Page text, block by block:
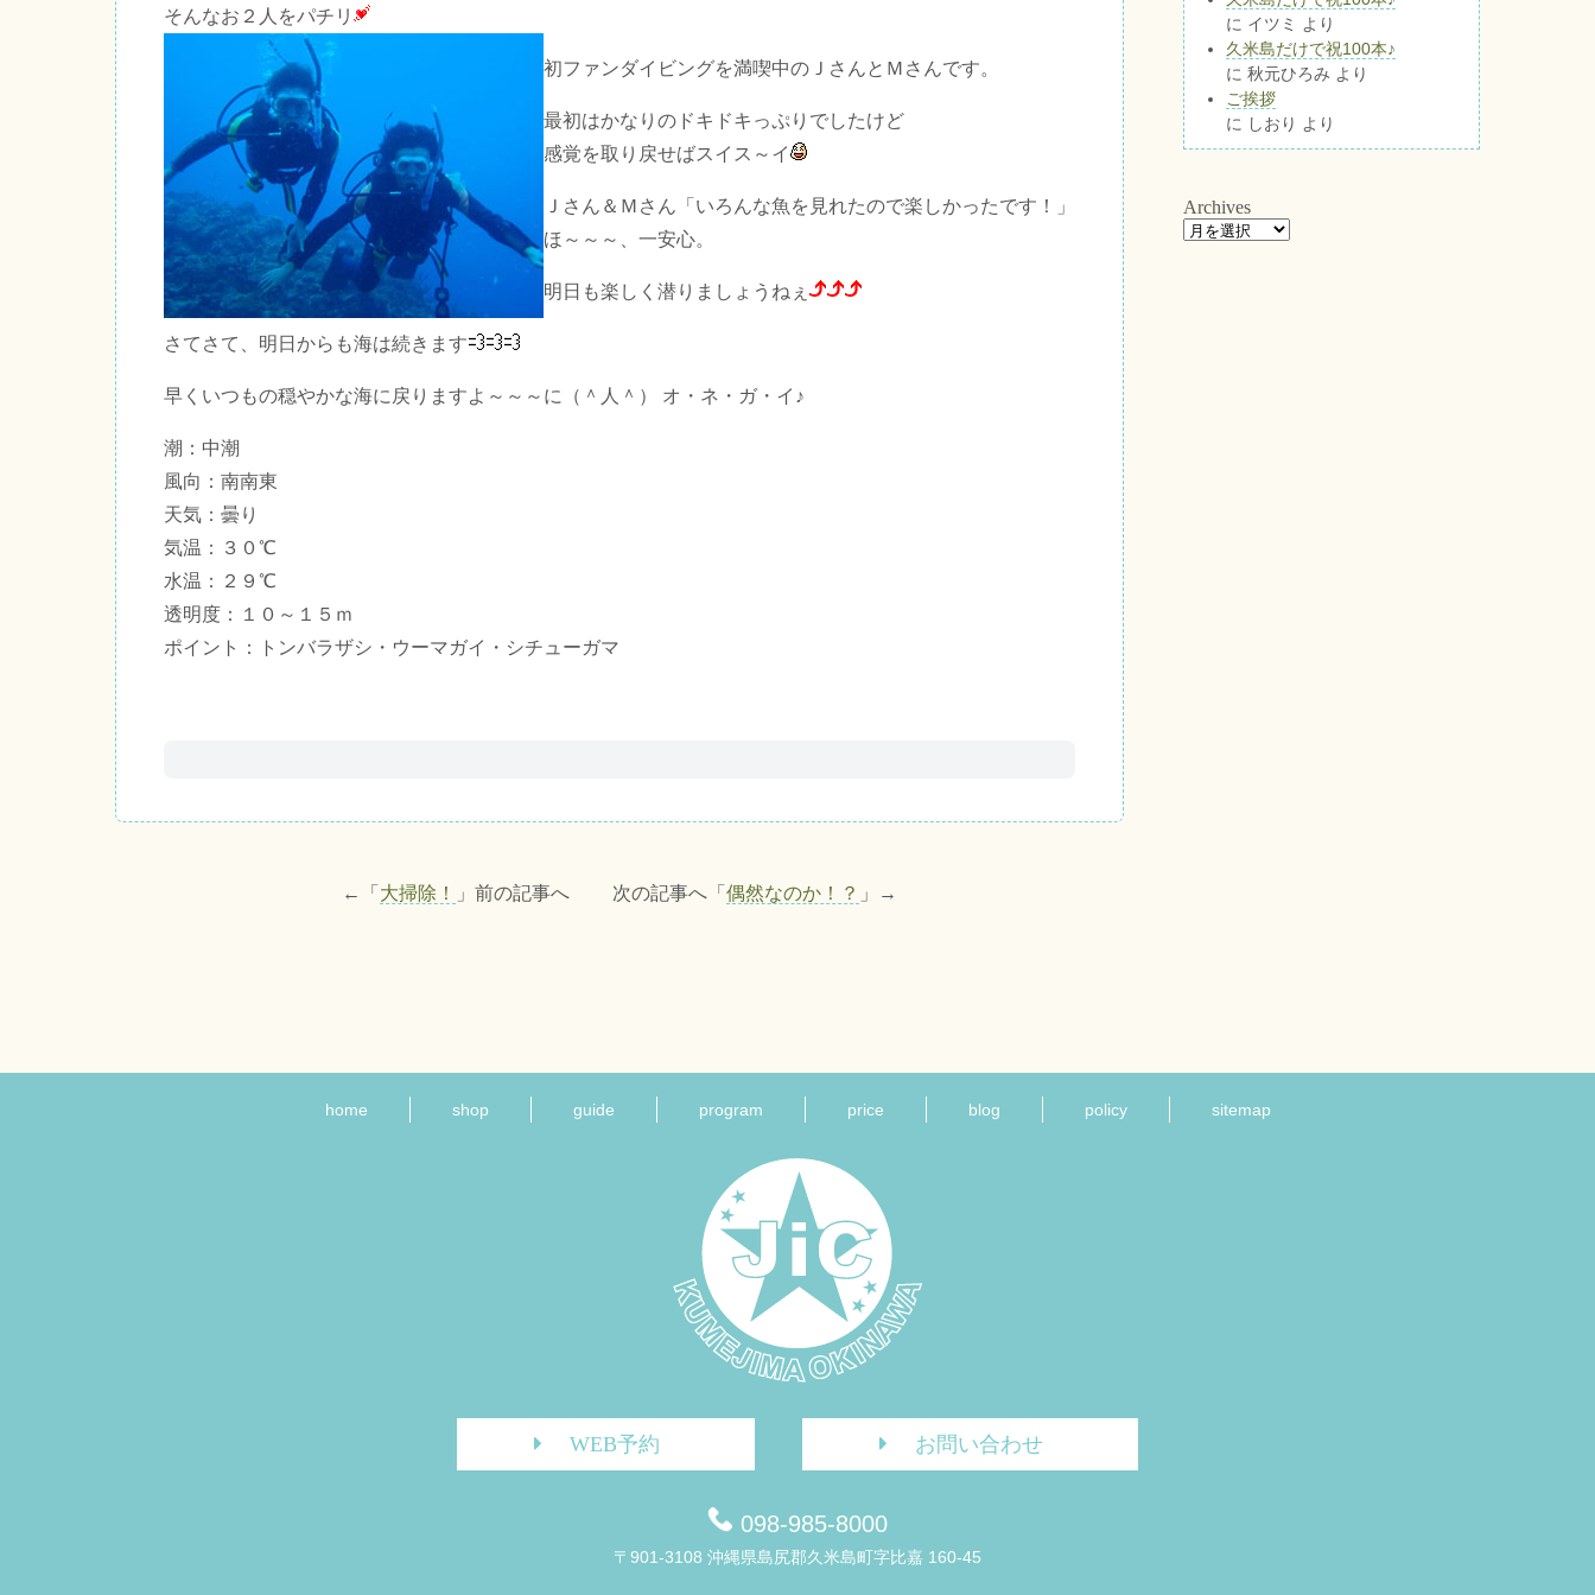
そんなお２人をパチリ
初ファンダイビングを満喫中のＪさんとＭさんです。
最初はかなりのドキドキっぷりでしたけど
感覚を取り戻せばスイス～イ
Ｊさん＆Ｍさん「いろんな魚を見れたので楽しかったです！」
ほ～～～、一安心。
明日も楽しく潜りましょうねぇ
さてさて、明日からも海は続きます
早くいつもの穏やかな海に戻りますよ～～～に（＾人＾） オ・ネ・ガ・イ♪
潮：中潮
風向：南南東
天気：曇り
気温：３０℃
水温：２９℃
透明度：１０～１５ｍ
ポイント：トンバラザシ・ウーマガイ・シチューガマ
←「 大掃除！ 」前の記事へ 次の記事へ「 偶然なのか！？ 」→
に イツミ
より
久米島だけで祝100本♪
に 秋元ひろみ より
ご挨拶
に しおり より
Archives
home shop guide program price blog policy sitemap
WEB予約 お問い合わせ
098-985-8000
〒901-3108 沖縄県島尻郡久米島町字比嘉 160-45